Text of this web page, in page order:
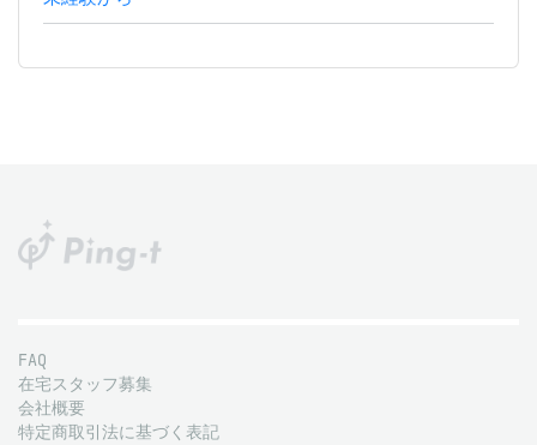
FAQ
在宅スタッフ募集
会社概要
特定商取引法に基づく表記